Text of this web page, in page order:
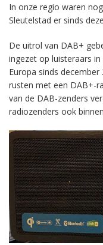
In onze regio waren
Sleutelstad er sinds
De uitrol van DAB+
ingezet op luisteraars
Europa sinds
rusten met een DAB+-
van de DAB-zenders
radiozenders ook